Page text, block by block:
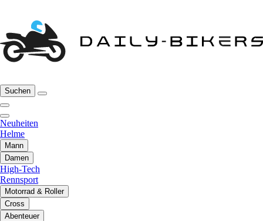
Suchen
Neuheiten
Helme
Mann
Damen
High-Tech
Rennsport
Motorrad & Roller
Cross
Abenteuer